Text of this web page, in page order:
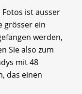
ist ausser
grösser ein
werden,
Sie also zum
mit 48
das einen